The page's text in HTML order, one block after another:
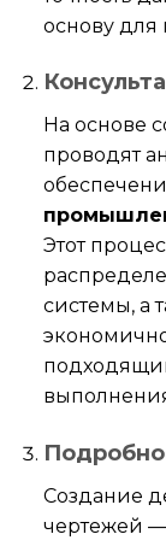
основу для
На основе
проводят
Этот
системы, а
Создание
чертежей